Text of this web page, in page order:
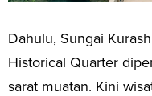
Dahulu, Sungai
Historical Quarter
sarat muatan. Kini